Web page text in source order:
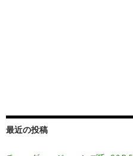
最近の投稿